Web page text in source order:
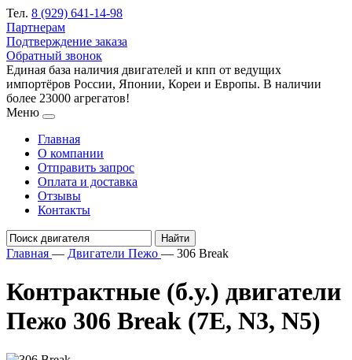
Тел. 8 (929) 641-14-98
Партнерам
Подтверждение заказа
Обратный звонок
Единая база наличия двигателей и кпп от ведущих
импортёров России, Японии, Кореи и Европы. В наличии
более 23000 агрегатов!
Меню
Главная
О компании
Отправить запрос
Оплата и доставка
Отзывы
Контакты
Главная — Двигатели Пежо — 306 Break
Контрактные (б.у.) двигатели
Пежо 306 Break (7E, N3, N5)